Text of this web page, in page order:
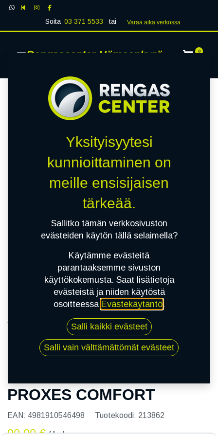
Soita 03 371 5533 tai Varaa aika verk​​​​ossa
Rengascenter Hämeenkyrö 0
205/55R16 94V TOYO PROXES COMFORT
PROXES COMFORT
EAN: 4981910546498 Tuotekoodi: 213862
90,00€
Yksityisyytesi
kunnioittaminen on
meille ensisijaisen
tärkeää.
Sallitko tämän verkkosivuston
evästeiden käytön tällä selaimella?
Käytämme evästeitä
parantaaksemme sivuston
käyttökokemusta. Saat lisätietoja
evästeistä ja niiden käytöstä
osoitteessa Evästekäytäntö.
Salli kaikki evästeet
Salli vain välttämättömät evästeet